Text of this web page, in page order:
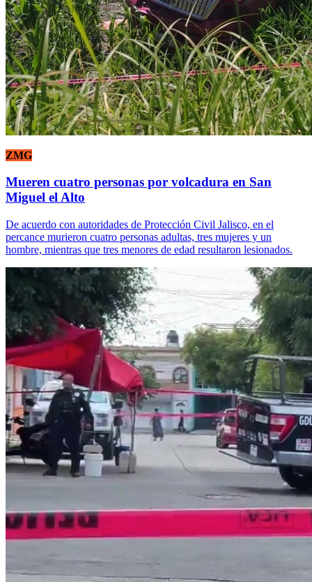
ZMG
Mueren cuatro personas por volcadura en San
Miguel el Alto
De acuerdo con autoridades de Protección Civil Jalisco, en el
percance murieron cuatro personas adultas, tres mujeres y un
hombre, mientras que tres menores de edad resultaron lesionados.